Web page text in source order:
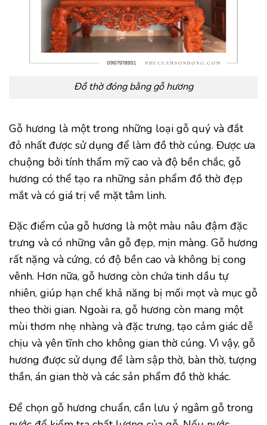
Đồ thờ đóng bằng gỗ hương
Gỗ hương là một trong những loại gỗ quý và đắt
đỏ nhất được sử dụng để làm đồ thờ cúng. Được ưa
chuộng bởi tính thẩm mỹ cao và độ bền chắc, gỗ
hương có thể tạo ra những sản phẩm đồ thờ đẹp
mắt và có giá trị về mặt tâm linh.
Đặc điểm của gỗ hương là một màu nâu đậm đặc
trưng và có những vân gỗ đẹp, mịn màng. Gỗ hương
rất nặng và cứng, có độ bền cao và không bị cong
vênh. Hơn nữa, gỗ hương còn chứa tinh dầu tự
nhiên, giúp hạn chế khả năng bị mối mọt và mục gỗ
theo thời gian. Ngoài ra, gỗ hương còn mang một
mùi thơm nhẹ nhàng và đặc trưng, tạo cảm giác dễ
chịu và yên tĩnh cho không gian thờ cúng. Vì vậy, gỗ
hương được sử dụng để làm sập thờ, bàn thờ, tượng
thần, án gian thờ và các sản phẩm đồ thờ khác.
Để chọn gỗ hương chuẩn, cần lưu ý ngâm gỗ trong